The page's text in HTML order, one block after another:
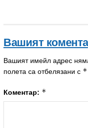
Вашият
Вашият имейл адрес
полета са отбелязани с *
Коментар: *